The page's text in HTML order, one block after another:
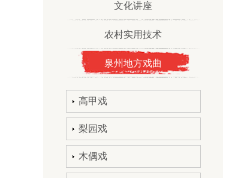
文化讲座
农村实用技术
泉州地方戏曲
高甲戏
梨园戏
木偶戏